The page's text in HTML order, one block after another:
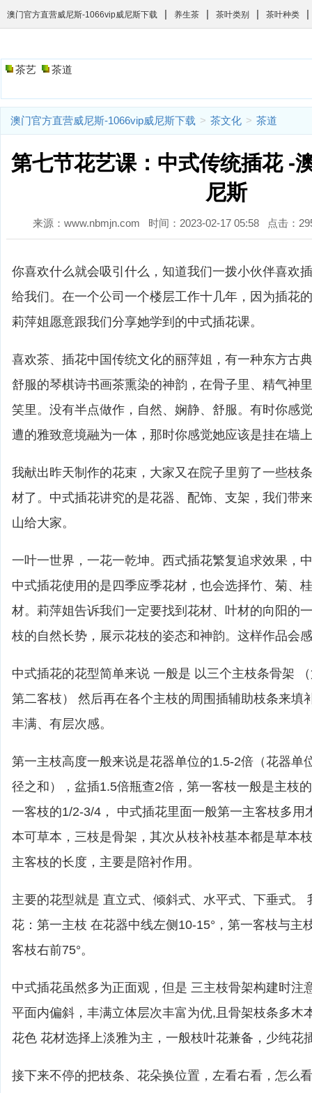
澳门官方直营威尼斯-1066vip威尼斯下载 | 养生茶 | 茶叶类别 | 茶叶种类 |
茶艺 茶道
澳门官方直营威尼斯-1066vip威尼斯下载 > 茶文化 > 茶道
第七节花艺课：中式传统插花 -
尼斯
来源：www.nbmjn.com 时间：2023-02-17 05:58 点击：
你喜欢什么就会吸引什么，知道我们一拨小伙伴喜欢
给我们。在一个公司一个楼层工作十几年，因为插花
莉萍姐愿意跟我们分享她学到的中式插花课。
喜欢茶、插花中国传统文化的丽萍姐，有一种东方古
舒服的琴棋诗书画茶熏染的神韵，在骨子里、精气神
笑里。没有半点做作，自然、娴静、舒服。有时你感
遭的雅致意境融为一体，那时你感觉她应该是挂在墙
我献出昨天制作的花束，大家又在院子里剪了一些枝
材了。中式插花讲究的是花器、配饰、支架，我们带
山给大家。
一叶一世界，一花一乾坤。西式插花繁复追求效果，
中式插花使用的是四季应季花材，也会选择竹、菊、
材。莉萍姐告诉我们一定要找到花材、叶材的向阳的
枝的自然长势，展示花枝的姿态和神韵。这样作品会
中式插花的花型简单来说 一般是 以三个主枝条骨架
第二客枝） 然后再在各个主枝的周围插辅助枝条来填
丰满、有层次感。
第一主枝高度一般来说是花器单位的1.5-2倍（花器单
径之和），盆插1.5倍瓶查2倍，第一客枝一般是主枝
一客枝的1/2-3/4， 中式插花里面一般第一主客枝多用
本可草本，三枝是骨架，其次从枝补枝基本都是草本
主客枝的长度，主要是陪衬作用。
主要的花型就是 直立式、倾斜式、水平式、下垂式。
花：第一主枝 在花器中线左侧10-15°，第一客枝与主
客枝右前75°。
中式插花虽然多为正面观，但是 三主枝骨架构建时注
平面内偏斜，丰满立体层次丰富为优,且骨架枝条多木
花色 花材选择上淡雅为主，一般枝叶花兼备，少纯花
接下来不停的把枝条、花朵换位置，左看右看，怎么